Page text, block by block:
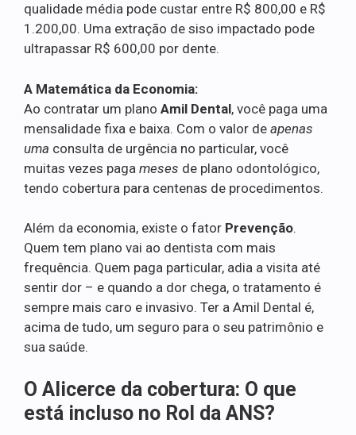
qualidade média pode custar entre R$ 800,00 e R$
1.200,00. Uma extração de siso impactado pode
ultrapassar R$ 600,00 por dente.
A Matemática da Economia:
Ao contratar um plano Amil Dental, você paga uma
mensalidade fixa e baixa. Com o valor de apenas
uma consulta de urgência no particular, você
muitas vezes paga meses de plano odontológico,
tendo cobertura para centenas de procedimentos.
Além da economia, existe o fator Prevenção.
Quem tem plano vai ao dentista com mais
frequência. Quem paga particular, adia a visita até
sentir dor – e quando a dor chega, o tratamento é
sempre mais caro e invasivo. Ter a Amil Dental é,
acima de tudo, um seguro para o seu patrimônio e
sua saúde.
O Alicerce da cobertura: O que
está incluso no Rol da ANS?